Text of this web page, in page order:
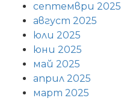
септември 2025
август 2025
юли 2025
юни 2025
май 2025
април 2025
март 2025